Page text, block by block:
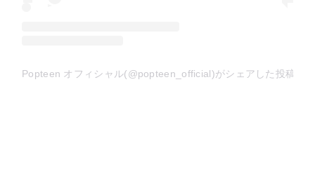
Popteen オフィシャル(@popteen_official)がシェアした投稿